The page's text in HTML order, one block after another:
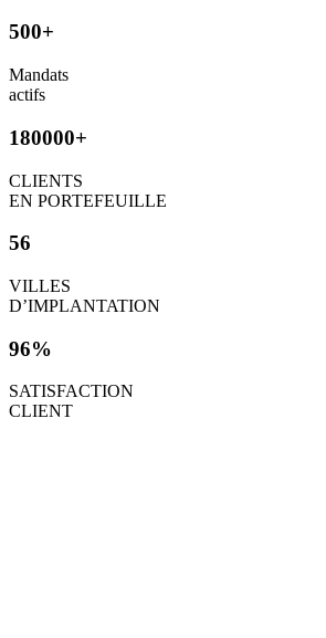
500+
Mandats
actifs
180000+
CLIENTS
EN PORTEFEUILLE
56
VILLES
D’IMPLANTATION
96%
SATISFACTION
CLIENT